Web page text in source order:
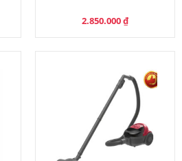
2.850.000₫